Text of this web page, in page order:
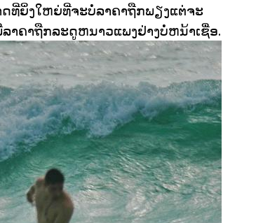
ດທີ່ຍິ່ງໃຫຍ່ທີ່ຈະບໍ່ລາຄາຖືກພຽງແຕ່ຈະ
ຄາຖືກລະດູຫນາວແພງຢ່າງບໍ່ຫນ້າເຊື່ອ.